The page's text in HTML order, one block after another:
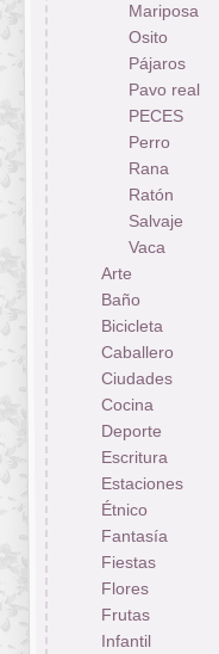
Mariposa
Osito
Pájaros
Pavo real
PECES
Perro
Rana
Ratón
Salvaje
Vaca
Arte
Baño
Bicicleta
Caballero
Ciudades
Cocina
Deporte
Escritura
Estaciones
Étnico
Fantasía
Fiestas
Flores
Frutas
Infantil